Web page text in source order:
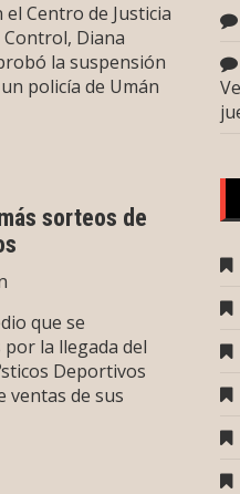
Centro de Justicia
Control, Diana
la suspensión
policía de Umán
sorteos de
que se
la llegada del
Deportivos
ventas de sus